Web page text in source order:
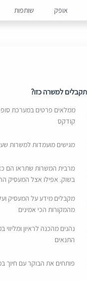
אופק שותפות
למשרה כזו?
ממלאים פרטים במערכת
קודקס
מגישים מועמדות למשרות
מרבית המשרות שתראו הם
בשוק. אפילו אצל המעסיק
מקבלים מידע על המעסיק
מהמקורות הכי אמינים
נהנים מהכנה לראיון
התנאים
פותחים את הבוקר עם חיוך